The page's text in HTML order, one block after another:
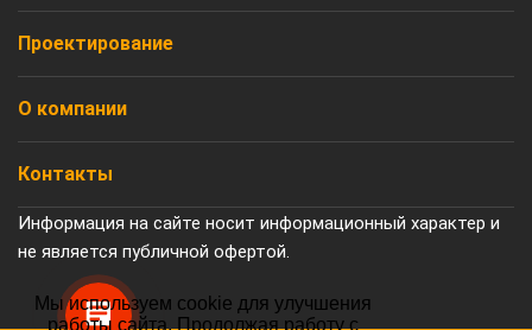
Проектирование
О компании
Контакты
Информация на сайте носит информационный характер и
не является публичной офертой.
Мы используем cookie для улучшения
работы сайта. Продолжая работу с